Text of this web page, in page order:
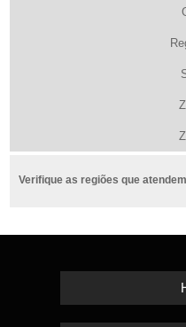
Verifique as regiões que